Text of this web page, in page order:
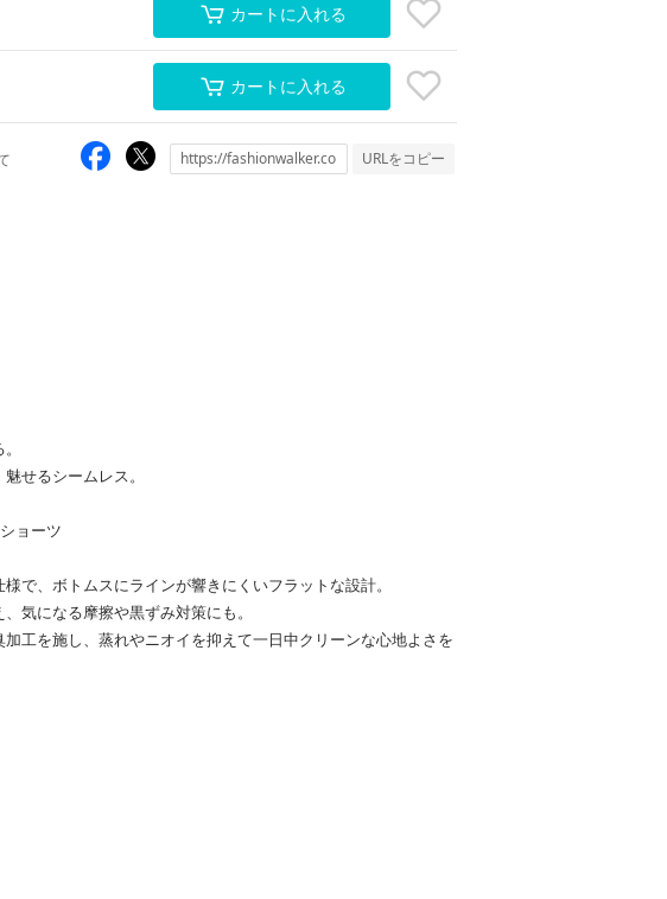
カートに入れる
カートに入れる
URLをコピー
せるシームレス。
ョーツ
で、ボトムスにラインが響きにくいフラットな設計。
気になる摩擦や黒ずみ対策にも。
工を施し、蒸れやニオイを抑えて一日中クリーンな心地よさを